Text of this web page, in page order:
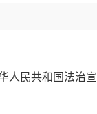
人民共和国法治